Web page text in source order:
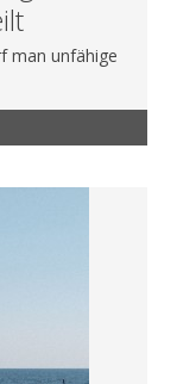
man unfähige